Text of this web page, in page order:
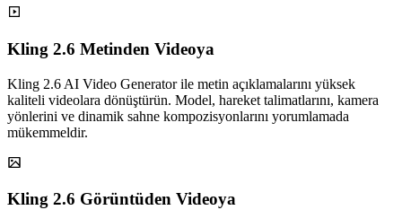
Kling 2.6 Metinden Videoya
Kling 2.6 AI Video Generator ile metin açıklamalarını yüksek
kaliteli videolara dönüştürün. Model, hareket talimatlarını, kamera
yönlerini ve dinamik sahne kompozisyonlarını yorumlamada
mükemmeldir.
Kling 2.6 Görüntüden Videoya